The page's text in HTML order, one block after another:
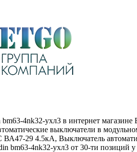
4nk32-ухл3 в интернет
выключатели в
29 4.5кА, Выключатель
bm63-4nk32-ухл3 от 30-ти позиций